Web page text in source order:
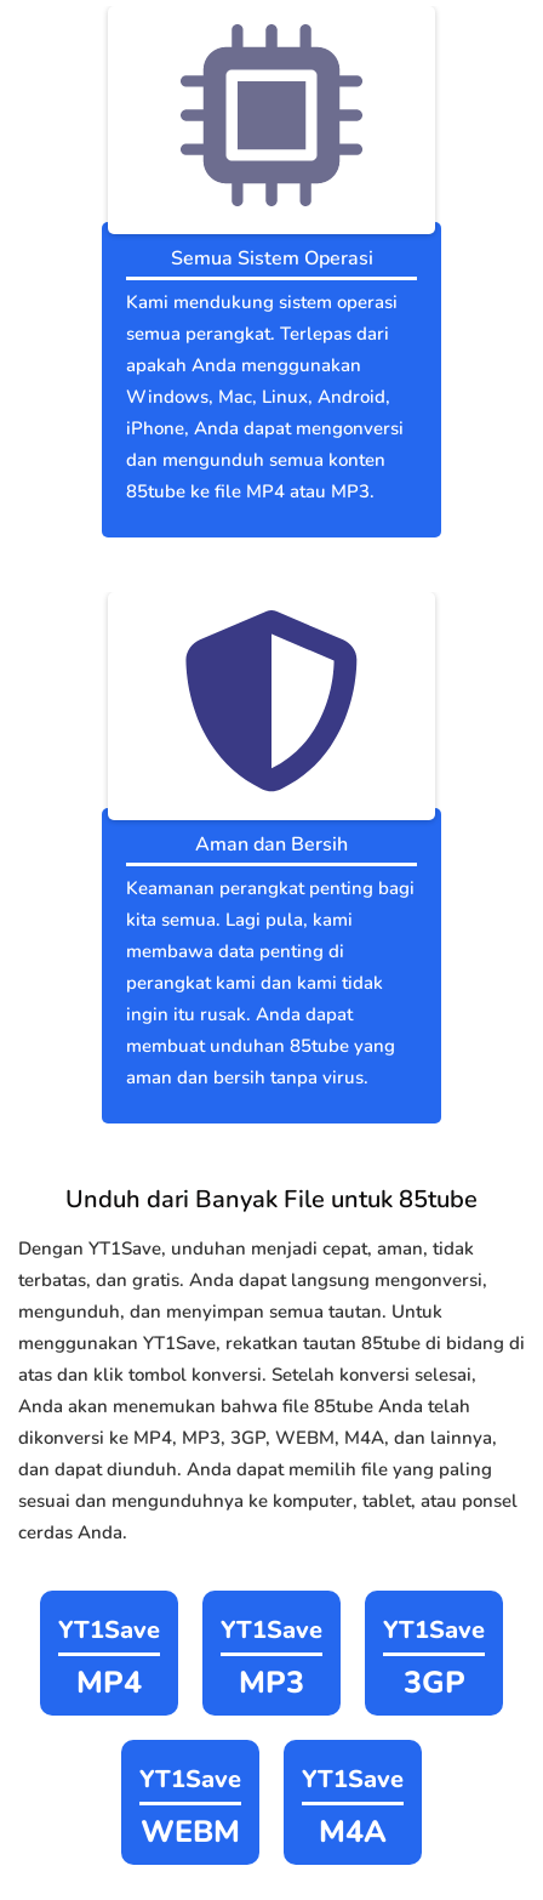
Semua Sistem Operasi
Kami mendukung sistem operasi
semua perangkat. Terlepas dari
apakah Anda menggunakan
Windows, Mac, Linux, Android,
iPhone, Anda dapat mengonversi
dan mengunduh semua konten
85tube ke file MP4 atau MP3.
Aman dan Bersih
Keamanan perangkat penting bagi
kita semua. Lagi pula, kami
membawa data penting di
perangkat kami dan kami tidak
ingin itu rusak. Anda dapat
membuat unduhan 85tube yang
aman dan bersih tanpa virus.
Unduh dari Banyak File untuk 85tube
Dengan YT1Save, unduhan menjadi cepat, aman, tidak
terbatas, dan gratis. Anda dapat langsung mengonversi,
mengunduh, dan menyimpan semua tautan. Untuk
menggunakan YT1Save, rekatkan tautan 85tube di bidang di
atas dan klik tombol konversi. Setelah konversi selesai,
Anda akan menemukan bahwa file 85tube Anda telah
dikonversi ke MP4, MP3, 3GP, WEBM, M4A, dan lainnya,
dan dapat diunduh. Anda dapat memilih file yang paling
sesuai dan mengunduhnya ke komputer, tablet, atau ponsel
cerdas Anda.
YT1Save
MP4
YT1Save
MP3
YT1Save
3GP
YT1Save
WEBM
YT1Save
M4A